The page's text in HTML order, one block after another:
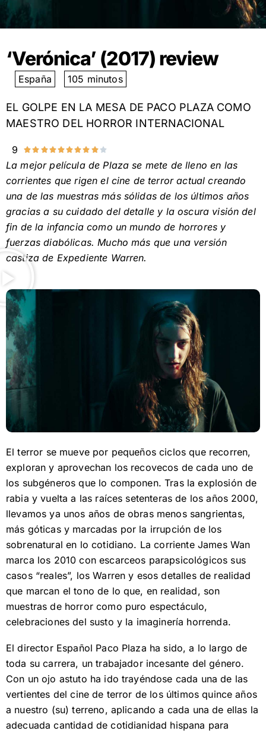
‘Verónica’ (2017) review
España 105 minutos
EL GOLPE EN LA MESA DE PACO PLAZA COMO
MAESTRO DEL HORROR INTERNACIONAL
9    Valorado
con
9
de
10
La mejor película de Plaza se mete de lleno en las
corrientes que rigen el cine de terror actual creando
una de las muestras más sólidas de los últimos años
gracias a su cuidado del detalle y la oscura visión del
fin de la infancia como un mundo de horrores y
fuerzas diabólicas. Mucho más que una versión
castiza de Expediente Warren.
El terror se mueve por pequeños ciclos que recorren,
exploran y aprovechan los recovecos de cada uno de
los subgéneros que lo componen. Tras la explosión de
rabia y vuelta a las raíces setenteras de los años 2000,
llevamos ya unos años de obras menos sangrientas,
más góticas y marcadas por la irrupción de los
sobrenatural en lo cotidiano. La corriente James Wan
marca los 2010 con escarceos parapsicológicos sus
casos “reales”, los Warren y esos detalles de realidad
que marcan el tono de lo que, en realidad, son
muestras de horror como puro espectáculo,
celebraciones del susto y la imaginería horrenda.
El director Español Paco Plaza ha sido, a lo largo de
toda su carrera, un trabajador incesante del género.
Con un ojo astuto ha ido trayéndose cada una de las
vertientes del cine de terror de los últimos quince años
a nuestro (su) terreno, aplicando a cada una de ellas la
adecuada cantidad de cotidianidad hispana para